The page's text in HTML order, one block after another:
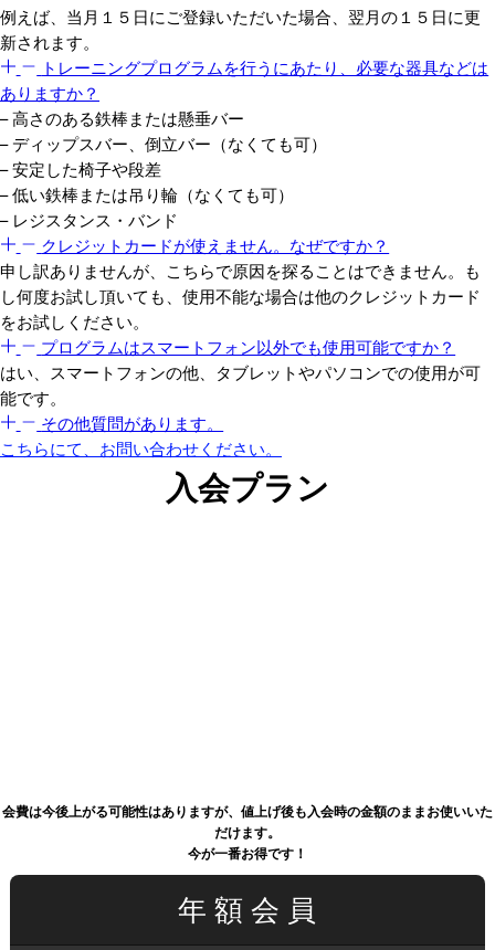
例えば、当月１５日にご登録いただいた場合、翌月の１５日に更
新されます。
トレーニングプログラムを行うにあたり、必要な器具などは
ありますか？
– 高さのある鉄棒または懸垂バー
– ディップスバー、倒立バー（なくても可）
– 安定した椅子や段差
– 低い鉄棒または吊り輪（なくても可）
– レジスタンス・バンド
クレジットカードが使えません。なぜですか？
申し訳ありませんが、こちらで原因を探ることはできません。も
し何度お試し頂いても、使用不能な場合は他のクレジットカード
をお試しください。
プログラムはスマートフォン以外でも使用可能ですか？
はい、スマートフォンの他、タブレットやパソコンでの使用が可
能です。
その他質問があります。
こちらにて、お問い合わせください。
入会プラン
会費は今後上がる可能性はありますが、値上げ後も入会時の金額のままお使いいた
だけます。
今が一番お得です！
年 額 会 員